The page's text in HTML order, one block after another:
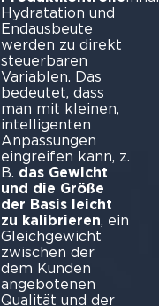
Hydratation und
Endausbeute
werden zu direkt
steuerbaren
Variablen. Das
bedeutet, dass
man mit kleinen,
intelligenten
Anpassungen
eingreifen kann, z.
B. das Gewicht
und die Größe
der Basis leicht
zu kalibrieren, ein
Gleichgewicht
zwischen der
dem Kunden
angebotenen
Qualität und der